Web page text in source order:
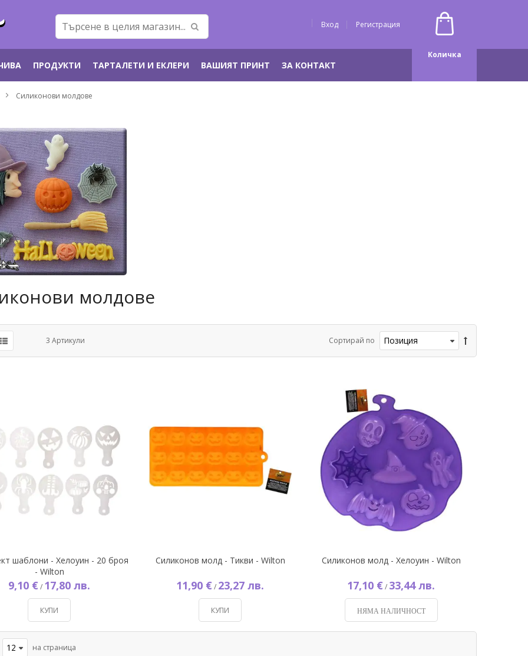
Вход Регистрация
Количка
ПРОДУКТИ ТАРТАЛЕТИ И ЕКЛЕРИ ВАШИЯТ ПРИНТ ЗА КОНТАКТ
Силиконови молдове
молдове
3 Артикули Сортирай по
шаблони - Хелоуин - 20 броя
- Wilton
9,10 € / 17,80 лв.
КУПИ
Силиконов молд - Тикви - Wilton
11,90 € / 23,27 лв.
КУПИ
Силиконов молд - Хелоуин - Wilton
17,10 € / 33,44 лв.
НЯМА НАЛИЧНОСТ
на страница